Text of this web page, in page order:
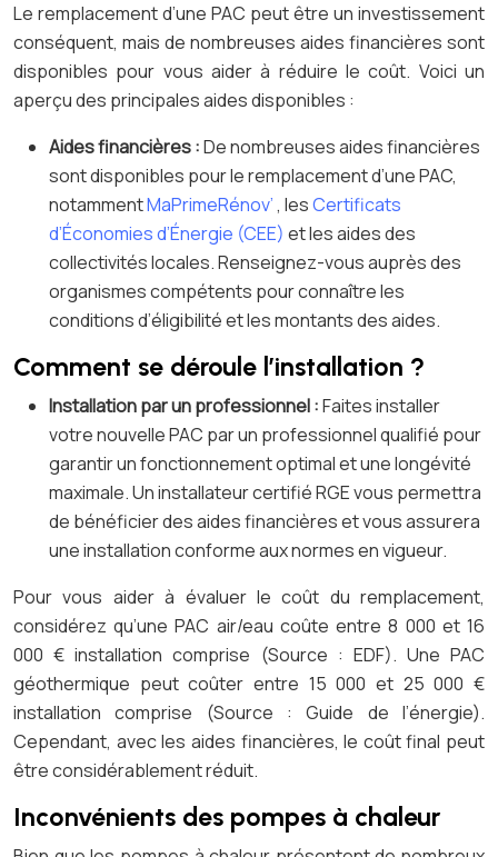
Le remplacement d’une PAC peut être un investissement
conséquent, mais de nombreuses aides financières sont
disponibles pour vous aider à réduire le coût. Voici un
aperçu des principales aides disponibles :
Aides financières :De nombreuses aides financières
sont disponibles pour le remplacement d’une PAC,
notammentMaPrimeRénov’, lesCertificats
d’Économies d’Énergie (CEE) et les aides des
collectivités locales. Renseignez-vous auprès des
organismes compétents pour connaître les
conditions d’éligibilité et les montants des aides.
Comment se déroule l’installation ?
Installation par un professionnel :Faites installer
votre nouvelle PAC par un professionnel qualifié pour
garantir un fonctionnement optimal et une longévité
maximale. Un installateur certifié RGE vous permettra
de bénéficier des aides financières et vous assurera
une installation conforme aux normes en vigueur.
Pour vous aider à évaluer le coût du remplacement,
considérez qu’une PAC air/eau coûte entre 8 000 et 16
000 € installation comprise (Source : EDF). Une PAC
géothermique peut coûter entre 15 000 et 25 000 €
installation comprise (Source : Guide de l’énergie).
Cependant, avec les aides financières, le coût final peut
être considérablement réduit.
Inconvénients des pompes à chaleur